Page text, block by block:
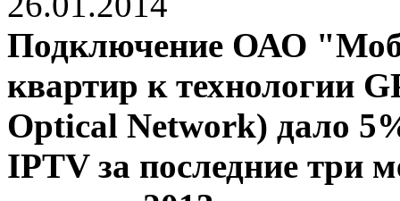
Подключение ОАО
квартир к технологии
Optical Network) дало
IPTV за последние три